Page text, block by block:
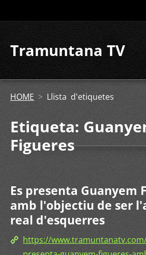
Tramuntana TV
HOME > Llista d'etiquetes
Etiqueta:
Figueres
Es presenta Guanyem
amb l'objectiu de ser
real d'esquerres
https://